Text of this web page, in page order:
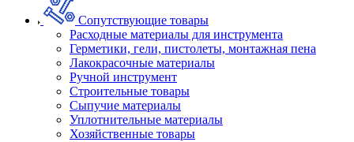
Сопутствующие товары
Расходные материалы для инструмента
Герметики, гели, пистолеты, монтажная пена
Лакокрасочные материалы
Ручной инструмент
Строительные товары
Сыпучие материалы
Уплотнительные материалы
Хозяйственные товары